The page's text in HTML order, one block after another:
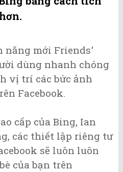
năng mới Friends'
dùng nhanh chóng
vị trí các bức ảnh
Facebook.
cấp của Bing, Ian
các thiết lập riêng tư
sẽ luôn luôn
của bạn trên